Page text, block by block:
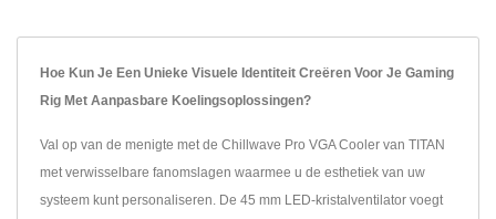
Hoe Kun Je Een Unieke Visuele Identiteit Creëren Voor Je Gaming
Rig Met Aanpasbare Koelingsoplossingen?
Val op van de menigte met de Chillwave Pro VGA Cooler van TITAN
met verwisselbare fanomslagen waarmee u de esthetiek van uw
systeem kunt personaliseren. De 45 mm LED-kristalventilator voegt